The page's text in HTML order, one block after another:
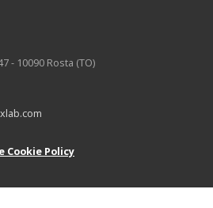
- 10090 Rosta (TO)
Cookie Policy